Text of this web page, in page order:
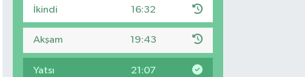
İkindi 16:32
Akşam 19:43
Yatsı 21:07